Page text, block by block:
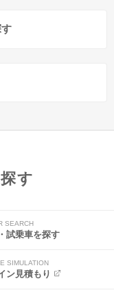
す
SEARCH
試乗車を探す
SIMULATION
ン見積もり